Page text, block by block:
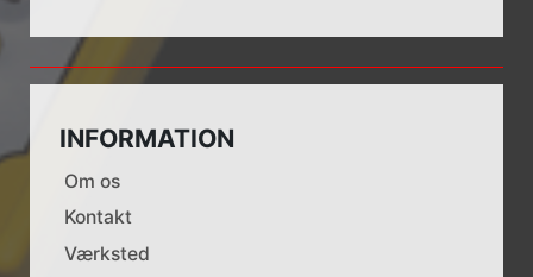
INFORMATION
Om os
Kontakt
Værksted